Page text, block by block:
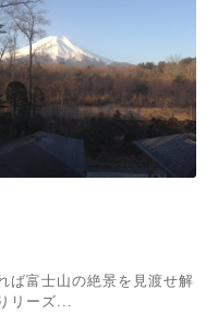
ば富士山の絶景を見渡せ解
リーズ...